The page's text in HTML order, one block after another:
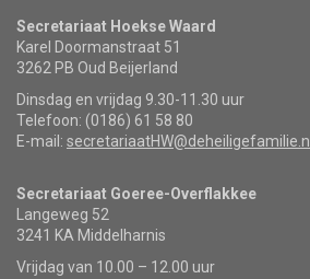
Secretariaat Hoekse Waard
Karel Doormanstraat 51
3262 PB Oud Beijerland
Dinsdag en vrijdag 9.30-11.30 uur
Telefoon: (0186) 61 58 80
E-mail: secretariaatHW@deheiligefamilie.nl
Secretariaat Goeree-Overflakkee
Langeweg 52
3241 KA Middelharnis
Vrijdag van 10.00 – 12.00 uur